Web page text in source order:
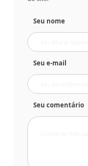
Seu nome
Seu e-mail
Seu comentário